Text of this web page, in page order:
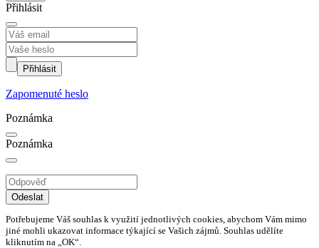
Přihlásit
Přihlásit
Zapomenuté heslo
Poznámka
Poznámka
Odeslat
Potřebujeme Váš souhlas k využití jednotlivých cookies, abychom Vám mimo
jiné mohli ukazovat informace týkající se Vašich zájmů. Souhlas udělíte
kliknutím na „OK“.